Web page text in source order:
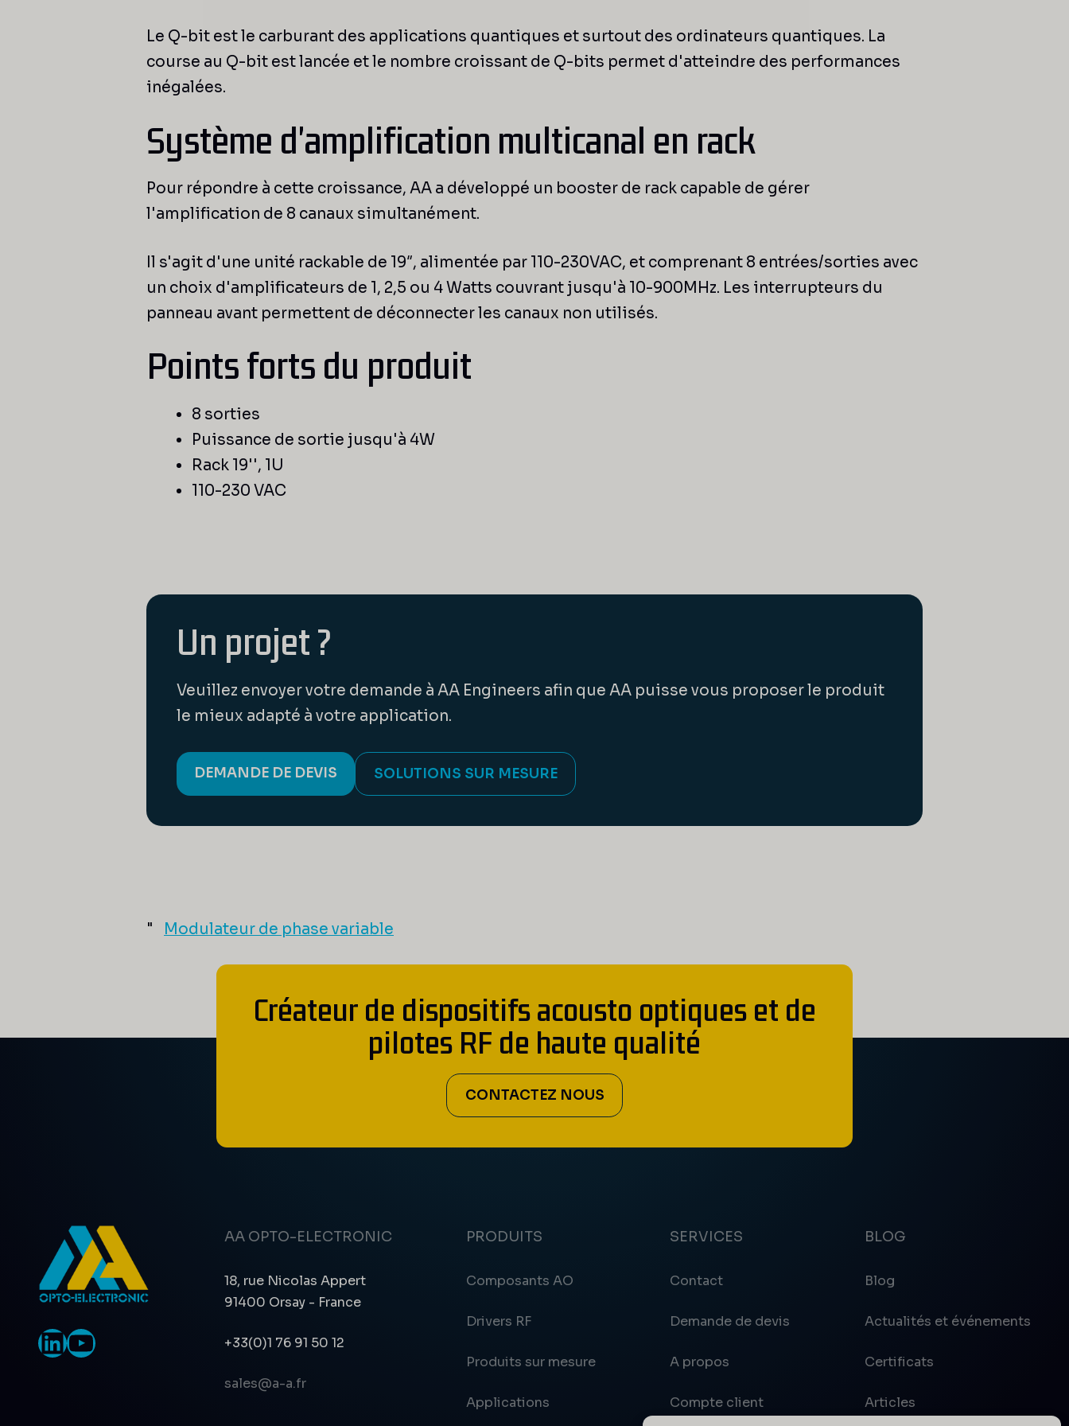
Le Q-bit est le carburant des applications quantiques et surtout des ordinateurs quantiques. La
course au Q-bit est lancée et le nombre croissant de Q-bits permet d'atteindre des performances
inégalées.
Système d'amplification multicanal en rack
Pour répondre à cette croissance, AA a développé un booster de rack capable de gérer
l'amplification de 8 canaux simultanément.
Il s'agit d'une unité rackable de 19″, alimentée par 110-230VAC, et comprenant 8 entrées/sorties avec
un choix d'amplificateurs de 1, 2,5 ou 4 Watts couvrant jusqu'à 10-900MHz. Les interrupteurs du
panneau avant permettent de déconnecter les canaux non utilisés.
Points forts du produit
8 sorties
Puissance de sortie jusqu'à 4W
Rack 19'', 1U
110-230 VAC
Un projet ?
Veuillez envoyer votre demande à AA Engineers afin que AA puisse vous proposer le produit
le mieux adapté à votre application.
DEMANDE DE DEVIS SOLUTIONS SUR MESURE
" Modulateur de phase variable
Créateur de dispositifs acousto optiques et de
pilotes RF de haute qualité
CONTACTEZ NOUS
LinkedIn
YouTube
AA OPTO-ELECTRONIC
18, rue Nicolas Appert
91400 Orsay - France
+33(0)1 76 91 50 12
sales@a-a.fr
PRODUITS
Composants AO
Drivers RF
Produits sur mesure
Applications
SERVICES
Contact
Demande de devis
A propos
Compte client
BLOG
Blog
Actualités et événements
Certificats
Articles